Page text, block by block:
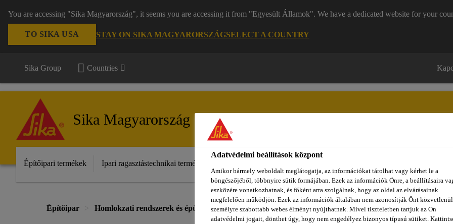
You are accessing "Sika Magyarország", it seems you are accessing it from "Egyesült Államok". We have a dedicated website for your
TO SIKA USA STAY ON SIKA MAGYARORSZÁGSELECT A COUNTRY
Sika Group Countries
Sika Magyarország
Építőipari termékek Ipari ragasztástechnikai termékek
Építőipar Homlokzati rendszerek és épületelemek Szendvicspanelekhez használt anyagok Sikaflex®-228
Adatvédelmi beállítások központ
Amikor bármely weboldalt meglátogatja, az információkat tárolhat vagy kérhet le a
böngészőjéből, többnyire sütik formájában. Ezek az információk Önre, a beállításaira
eszközére vonatkozhatnak, és főként arra szolgálnak, hogy az oldal az elvárásainak
megfelelően működjön. Ezek az információk általában nem azonosítják Önt
személyre szabottabb webes élményt nyújthatnak. Mivel tiszteletben tartjuk az Ön
adatvédelmi jogait, dönthet úgy, hogy nem engedélyez bizonyos típusú sütiket.